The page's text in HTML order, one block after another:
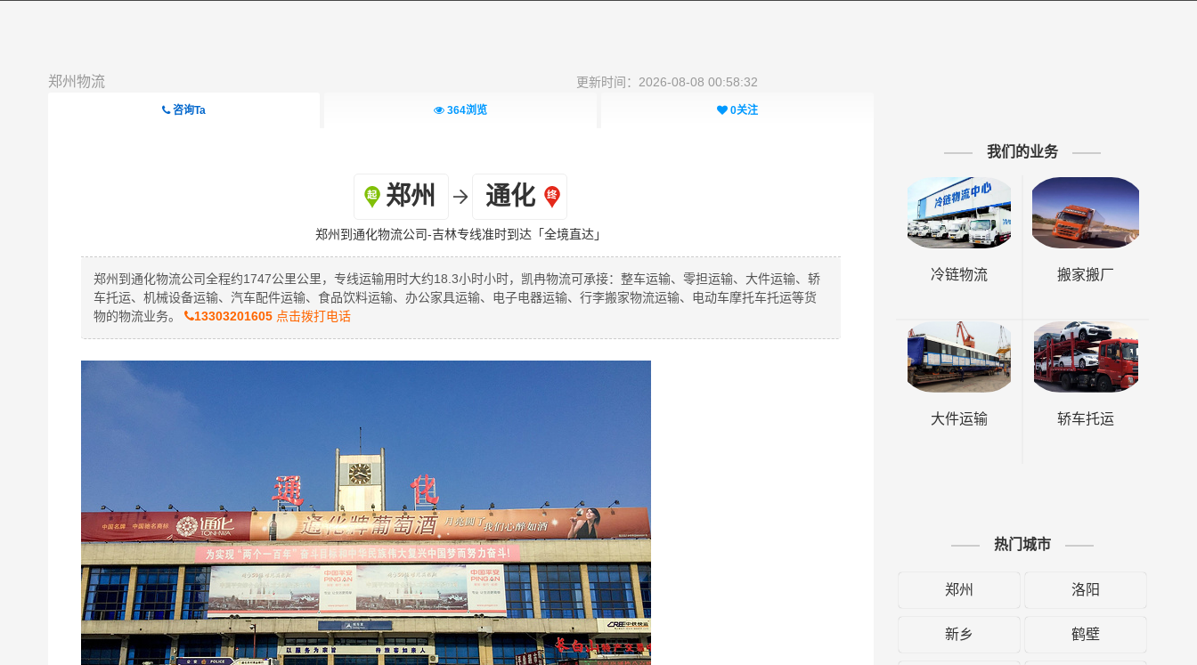
郑州物流 更新时间：2026-08-08 00:58:32
咨询Ta 364浏览 0关注
郑州 通化
郑州到通化物流公司-吉林专线准时到达「全境直达」
郑州到通化物流公司全程约1747公里公里，专线运输用时大约18.3小时小时，凯冉物流可承接：整车运输、零担运输、大件运输、轿
车托运、机械设备运输、汽车配件运输、食品饮料运输、办公家具运输、电子电器运输、行李搬家物流运输、电动车摩托车托运等货
物的物流业务。
13303201605点击拨打电话
我们的业务
冷链物流 搬家搬厂
大件运输 轿车托运
热门城市
郑州 洛阳
新乡 鹤壁